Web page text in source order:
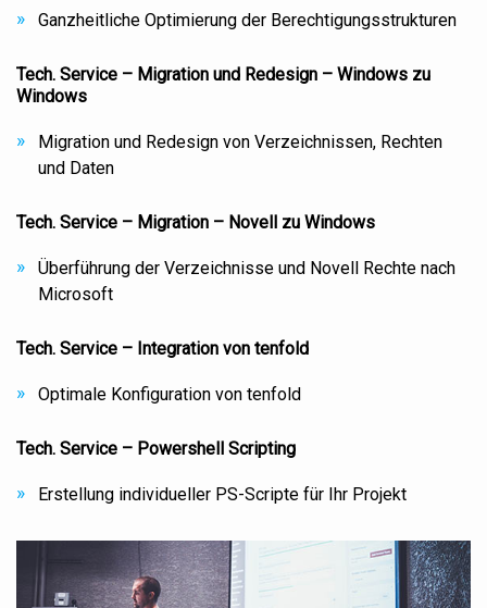
Ganzheitliche Optimierung der Berechtigungsstrukturen
Tech. Service – Migration und Redesign – Windows zu
Windows
Migration und Redesign von Verzeichnissen, Rechten
und Daten
Tech. Service – Migration – Novell zu Windows
Überführung der Verzeichnisse und Novell Rechte nach
Microsoft
Tech. Service – Integration von tenfold
Optimale Konfiguration von tenfold
Tech. Service – Powershell Scripting
Erstellung individueller PS-Scripte für Ihr Projekt